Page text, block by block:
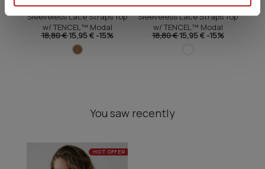
Fimelle Elegance Women's
Sleeveless Lace Straps Top
w/ TENCEL™ Modal
18,80 €15,95 € -15%
Fimelle Elegance Women's
Sleeveless Lace Straps Top
w/ TENCEL™ Modal
18,80 €15,95 € -15%
You saw recently
HOT OFFER